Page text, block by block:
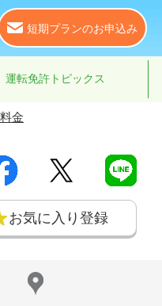
短期プランのお申込み
運転免許トピックス
金
お気に入り登録